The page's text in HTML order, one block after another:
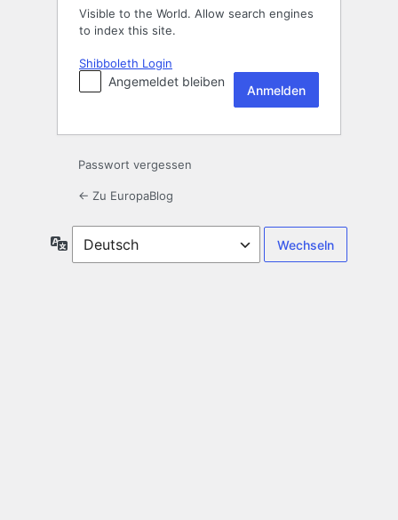
Visible to the World. Allow search engines
to index this site.
Shibboleth Login
Angemeldet bleiben
Passwort vergessen
← Zu EuropaBlog
Sprache